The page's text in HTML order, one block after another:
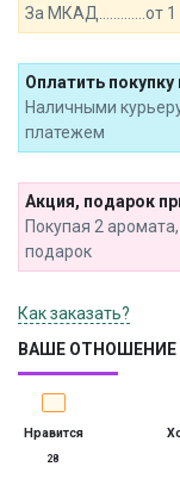
За МКАД.............от 1
Оплатить
Наличными
платежем
Акция, подарок
Покупая 2
подарок
Как заказать?
ВАШЕ ОТНОШЕНИЕ
Нравится
28